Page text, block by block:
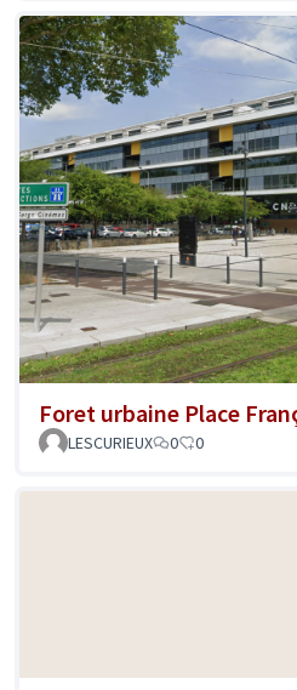
Foret urbaine Place
LESCURIEUX 0 0